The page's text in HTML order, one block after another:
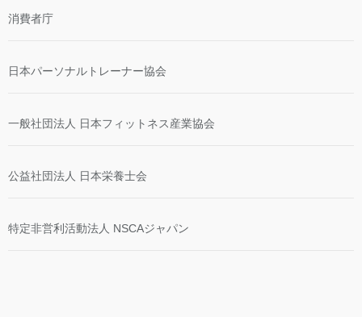
消費者庁
日本パーソナルトレーナー協会
一般社団法人 日本フィットネス産業協会
公益社団法人 日本栄養士会
特定非営利活動法人 NSCAジャパン